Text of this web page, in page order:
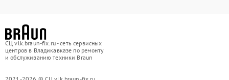
СЦ vlk.braun-fix.ru - сеть сервисных
центров в Владикавказе по ремонту
и обслуживанию техники Braun